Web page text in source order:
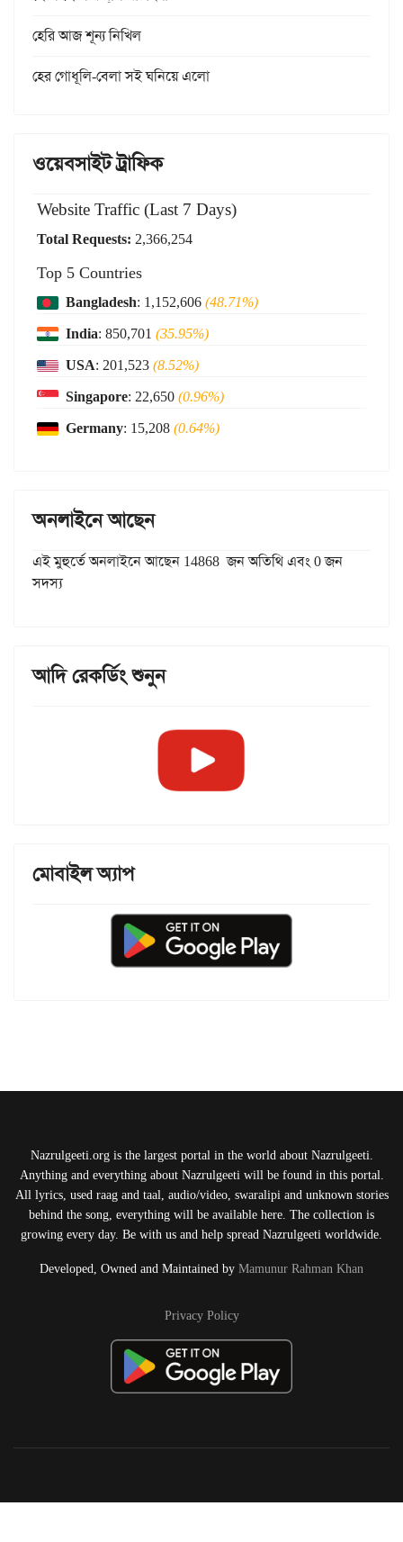
হেরি আজ শূন্য নিখিল
হের গোধূলি-বেলা সই ঘনিয়ে এলো
ওয়েবসাইট ট্রাফিক
Website Traffic (Last 7 Days)
Total Requests: 2,366,254
Top 5 Countries
Bangladesh: 1,152,606(48.71%)
India: 850,701 (35.95%)
USA: 201,523(8.52%)
Singapore: 22,650(0.96%)
Germany: 15,208(0.64%)
অনলাইনে আছেন
এই মুহুর্তে অনলাইনে আছেন 14868 জন অতিথি এবং 0 জন
সদস্য
আদি রেকর্ডিং শুনুন
মোবাইল অ্যাপ
Nazrulgeeti.org is the largest portal in the world about Nazrulgeeti.
Anything and everything about Nazrulgeeti will be found in this portal.
All lyrics, used raag and taal, audio/video, swaralipi and unknown stories
behind the song, everything will be available here. The collection is
growing every day. Be with us and help spread Nazrulgeeti worldwide.
Developed, Owned and Maintained by Mamunur Rahman Khan
Privacy Policy